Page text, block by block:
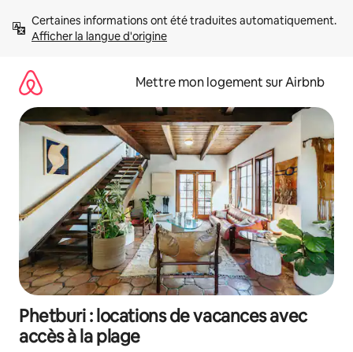
directement
Afficher la langue d'origine
Mettre mon logement sur Airbnb
Phetburi : locations de vacances avec
accès à la plage